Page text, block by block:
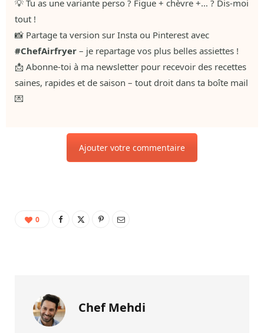
💡 Tu as une variante perso ? Figue + chèvre +… ? Dis-moi
tout !
📸 Partage ta version sur Insta ou Pinterest avec
#ChefAirfryer – je repartage vos plus belles assiettes !
📩 Abonne-toi à ma newsletter pour recevoir des recettes
saines, rapides et de saison – tout droit dans ta boîte mail
💌
Ajouter votre commentaire
0
Chef Mehdi